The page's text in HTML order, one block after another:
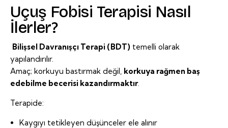
Uçuş Fobisi Terapisi Nasıl
İlerler?
Bilişsel Davranışçı Terapi (BDT) temelli olarak
yapılandırılır.
Amaç; korkuyu bastırmak değil, korkuya rağmen baş
edebilme becerisi kazandırmaktır.
Terapide:
Kaygıyı tetikleyen düşünceler ele alınır